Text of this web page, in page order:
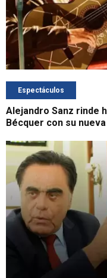
Espectáculos
Alejandro Sanz rinde
Bécquer con su